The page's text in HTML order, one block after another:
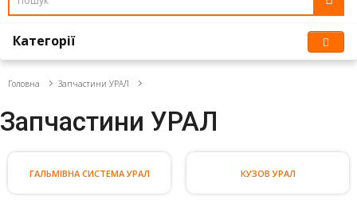
Категорії
Головна Запчастини УРАЛ
Запчастини УРАЛ
ГАЛЬМІВНА СИСТЕМА УРАЛ КУЗОВ УРАЛ